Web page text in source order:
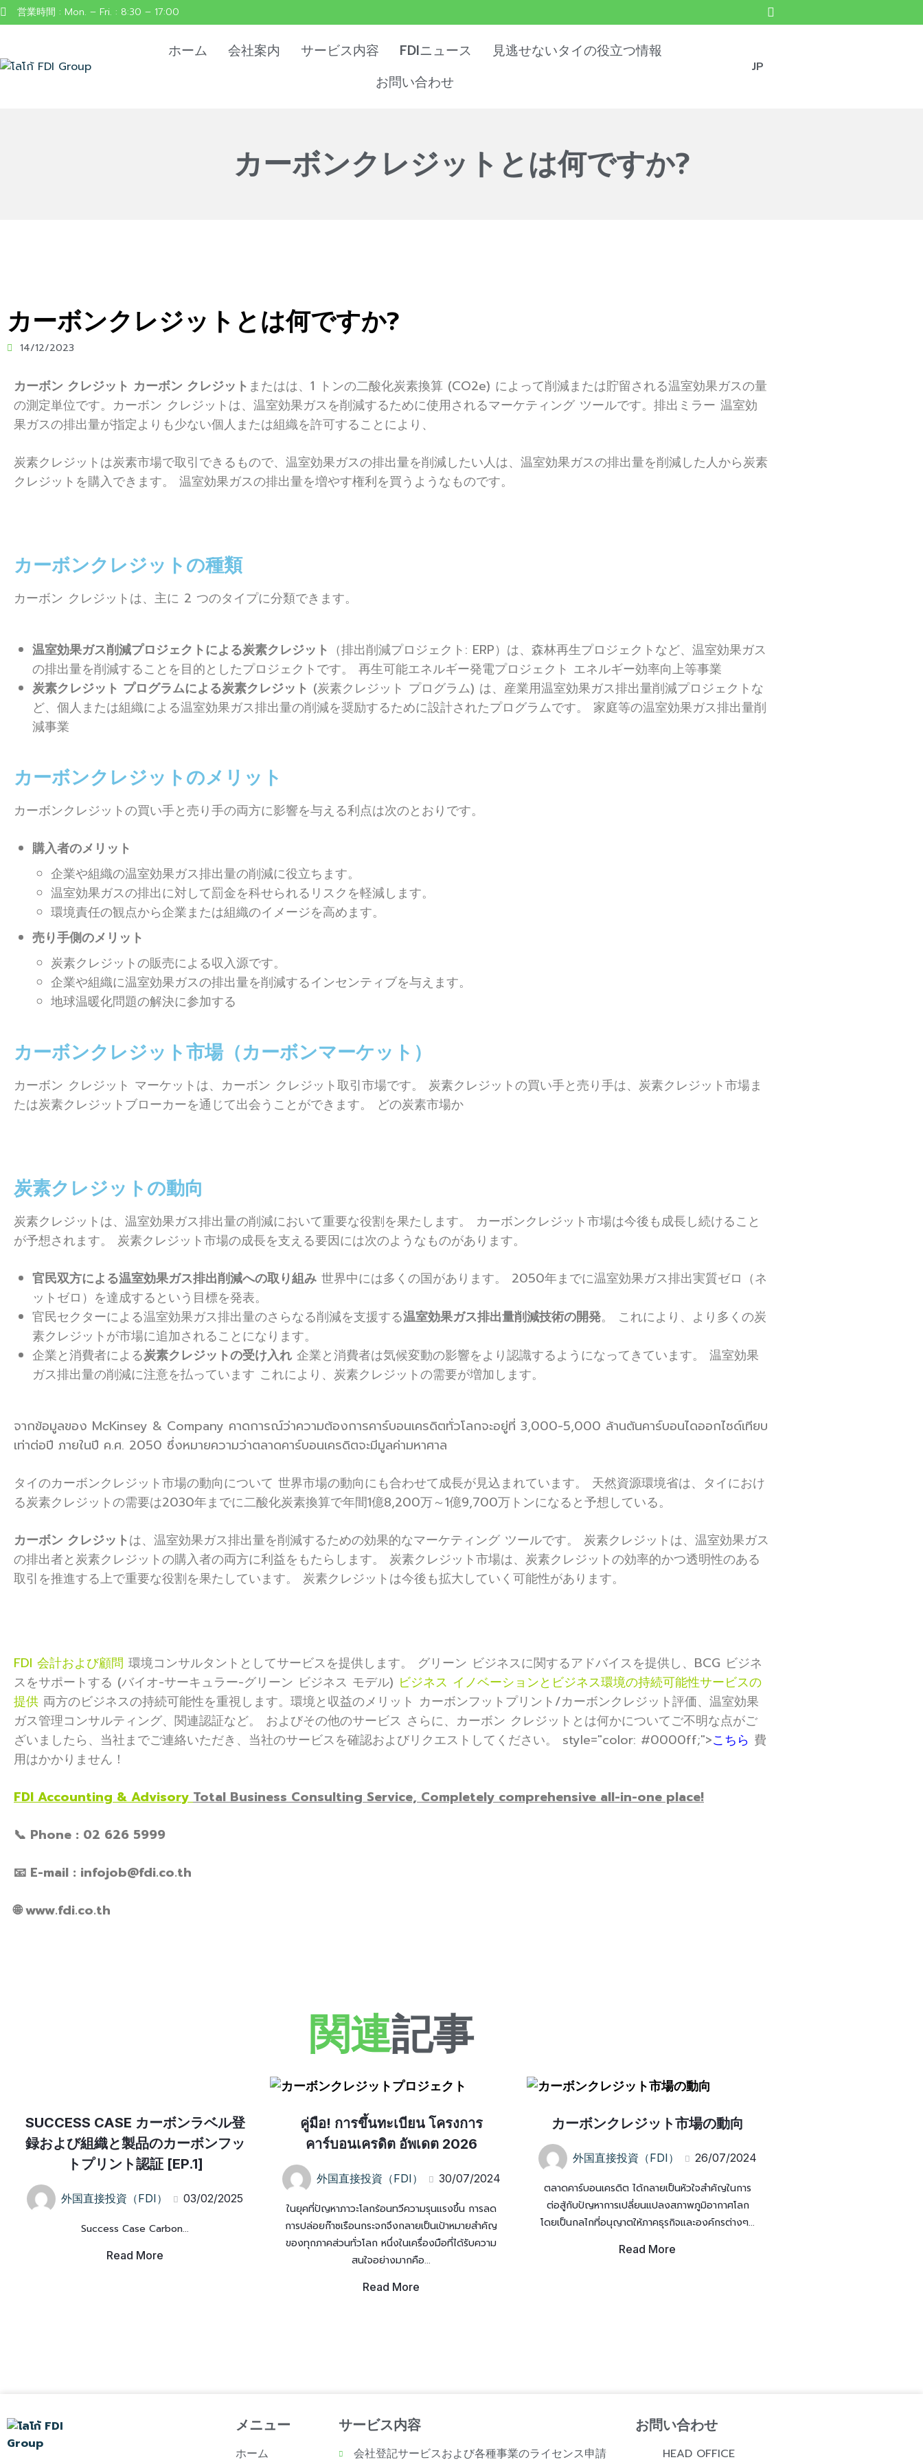
営業時間 : Mon. – Fri. : 8:30 – 17:00
ホーム 会社案内 サービス内容 FDIニュース
見逃せないタイの役立つ情報
お問い合わせ
JP
カーボンクレジットとは何ですか?
カーボンクレジットとは何ですか?
14/12/2023
カーボン クレジット カーボン クレジット またはは、1 トンの二酸化炭素換算 (CO2e) によって削減または貯留される温室効果ガスの量
の測定単位です。カーボン クレジットは、温室効果ガスを削減するために使用されるマーケティング ツールです。排出ミラー 温室効
果ガスの排出量が指定よりも少ない個人または組織を許可することにより、
炭素クレジットは炭素市場で取引できるもので、温室効果ガスの排出量を削減したい人は、温室効果ガスの排出量を削減した人から炭素
クレジットを購入できます。 温室効果ガスの排出量を増やす権利を買うようなものです。
カーボンクレジットの種類
カーボン クレジットは、主に 2 つのタイプに分類できます。
温室効果ガス削減プロジェクトによる炭素クレジット （排出削減プロジェクト: ERP）は、森林再生プロジェクトなど、温室効果ガス
の排出量を削減することを目的としたプロジェクトです。 再生可能エネルギー発電プロジェクト エネルギー効率向上等事業
炭素クレジット プログラムによる炭素クレジット (炭素クレジット プログラム) は、産業用温室効果ガス排出量削減プロジェクトな
ど、個人または組織による温室効果ガス排出量の削減を奨励するために設計されたプログラムです。 家庭等の温室効果ガス排出量削
減事業
カーボンクレジットのメリット
カーボンクレジットの買い手と売り手の両方に影響を与える利点は次のとおりです。
購入者のメリット
企業や組織の温室効果ガス排出量の削減に役立ちます。
温室効果ガスの排出に対して罰金を科せられるリスクを軽減します。
環境責任の観点から企業または組織のイメージを高めます。
売り手側のメリット
炭素クレジットの販売による収入源です。
企業や組織に温室効果ガスの排出量を削減するインセンティブを与えます。
地球温暖化問題の解決に参加する
カーボンクレジット市場（カーボンマーケット）
カーボン クレジット マーケットは、カーボン クレジット取引市場です。 炭素クレジットの買い手と売り手は、炭素クレジット市場ま
たは炭素クレジットブローカーを通じて出会うことができます。 どの炭素市場か
炭素クレジットの動向
炭素クレジットは、温室効果ガス排出量の削減において重要な役割を果たします。 カーボンクレジット市場は今後も成長し続けること
が予想されます。 炭素クレジット市場の成長を支える要因には次のようなものがあります。
官民双方による温室効果ガス排出削減への取り組み 世界中には多くの国があります。 2050年までに温室効果ガス排出実質ゼロ（ネ
ットゼロ）を達成するという目標を発表。
官民セクターによる温室効果ガス排出量のさらなる削減を支援する温室効果ガス排出量削減技術の開発。 これにより、より多くの炭
素クレジットが市場に追加されることになります。
企業と消費者による炭素クレジットの受け入れ 企業と消費者は気候変動の影響をより認識するようになってきています。 温室効果
ガス排出量の削減に注意を払っています これにより、炭素クレジットの需要が増加します。
จากข้อมูลของ McKinsey & Company คาดการณ์ว่าความต้องการคาร์บอนเครดิตทั่วโลกจะอยู่ที่ 3,000-5,000 ล้านตันคาร์บอนไดออกไซด์เทียบ
เท่าต่อปี ภายในปี ค.ศ. 2050 ซึ่งหมายความว่าตลาดคาร์บอนเครดิตจะมีมูลค่ามหาศาล
タイのカーボンクレジット市場の動向について 世界市場の動向にも合わせて成長が見込まれています。 天然資源環境省は、タイにおけ
る炭素クレジットの需要は2030年までに二酸化炭素換算で年間1億8,200万～1億9,700万トンになると予想している。
カーボン クレジットは、温室効果ガス排出量を削減するための効果的なマーケティング ツールです。 炭素クレジットは、温室効果ガス
の排出者と炭素クレジットの購入者の両方に利益をもたらします。 炭素クレジット市場は、炭素クレジットの効率的かつ透明性のある
取引を推進する上で重要な役割を果たしています。 炭素クレジットは今後も拡大していく可能性があります。
FDI 会計および顧問 環境コンサルタントとしてサービスを提供します。 グリーン ビジネスに関するアドバイスを提供し、BCG ビジネ
スをサポートする (バイオ-サーキュラー-グリーン ビジネス モデル) ビジネス イノベーションとビジネス環境の持続可能性サービスの
提供 両方のビジネスの持続可能性を重視します。環境と収益のメリット カーボンフットプリント/カーボンクレジット評価、温室効果
ガス管理コンサルティング、関連認証など。 およびその他のサービス さらに、カーボン クレジットとは何かについてご不明な点がご
ざいましたら、当社までご連絡いただき、当社のサービスを確認およびリクエストしてください。
style="color: #0000ff;">こちら 費
用はかかりません！
FDI Accounting & AdvisoryTotal Business Consulting Service, Completely comprehensive all-in-one place!
📞 Phone : 02 626 5999
📧 E-mail : infojob@fdi.co.th
🌐 www.fdi.co.th
関連記事
SUCCESS CASE カーボンラベル登
録および組織と製品のカーボンフッ
トプリント認証 [EP.1]
外国直接投資（FDI） 03/02/2025
Success Case Carbon...
Read More
คู่มือ! การขึ้นทะเบียน โครงการ
คาร์บอนเครดิต อัพเดต 2026
外国直接投資（FDI） 30/07/2024
ในยุคที่ปัญหาภาวะโลกร้อนทวีความรุนแรงขึ้น การลด
การปล่อยก๊าซเรือนกระจกจึงกลายเป็นเป้าหมายสำคัญ
ของทุกภาคส่วนทั่วโลก หนึ่งในเครื่องมือที่ได้รับความ
สนใจอย่างมากคือ...
Read More
カーボンクレジット市場の動向
外国直接投資（FDI） 26/07/2024
ตลาดคาร์บอนเครดิต ได้กลายเป็นหัวใจสำคัญในการ
ต่อสู้กับปัญหาการเปลี่ยนแปลงสภาพภูมิอากาศโลก
โดยเป็นกลไกที่อนุญาตให้ภาคธุรกิจและองค์กรต่างๆ...
Read More
メニュー
ホーム
サービス内容
会社登記サービスおよび各種事業のライセンス申請
お問い合わせ
HEAD OFFICE